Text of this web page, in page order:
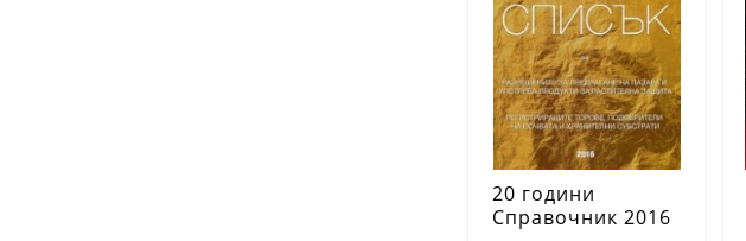
20 години
Справочник 2016